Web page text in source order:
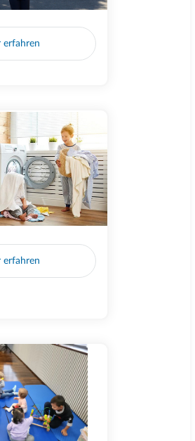
erfahren
erfahren